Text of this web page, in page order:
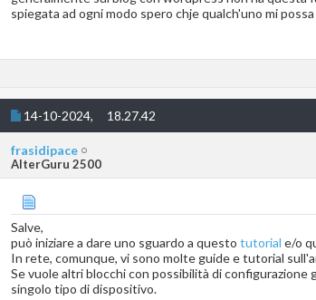
spiegata ad ogni modo spero chje qualch'uno mi
14-10-2024, 18.27.42
frasidipace
AlterGuru 2500
Salve,
può iniziare a dare uno sguardo a questo tutorial e/o
In rete, comunque, vi sono molte guide e tutorial
Se vuole altri blocchi con possibilità di configurazione
singolo tipo di dispositivo.